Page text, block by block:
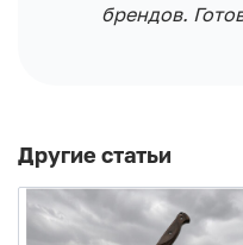
брендов.
Другие статьи